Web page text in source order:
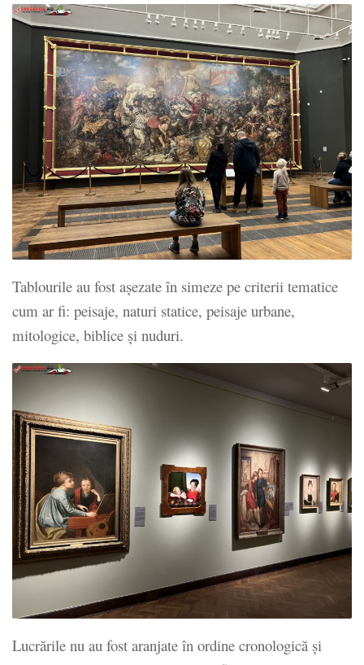
Tablourile au fost așezate în simeze pe criterii tematice
cum ar fi: peisaje, naturi statice, peisaje urbane,
mitologice, biblice și nuduri.
Lucrările nu au fost aranjate în ordine cronologică și